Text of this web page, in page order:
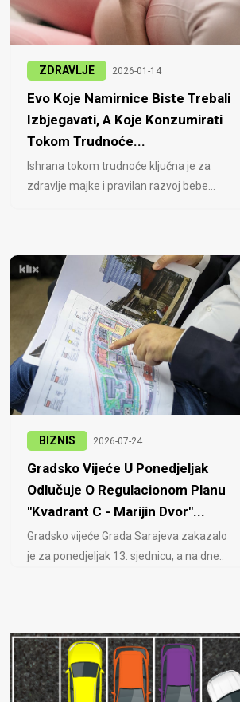
ZDRAVLJE 2026-01-14
Evo Koje Namirnice Biste Trebali
Izbjegavati, A Koje Konzumirati
Tokom Trudnoće...
Ishrana tokom trudnoće ključna je za
zdravlje majke i pravilan razvoj bebe...
BIZNIS 2026-07-24
Gradsko Vijeće U Ponedjeljak
Odlučuje O Regulacionom Planu
"Kvadrant C - Marijin Dvor"...
Gradsko vijeće Grada Sarajeva zakazalo
je za ponedjeljak 13. sjednicu, a na dne..